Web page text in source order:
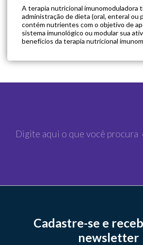
A terapia nutricional imunomoduladora
administração de dieta (oral, enteral ou
contém nutrientes com o objetivo de
sistema imunológico ou modular sua
benefícios da terapia nutricional
contexto cirúrgico, demonstrou reduzir
Cadastre-se e
newsletter